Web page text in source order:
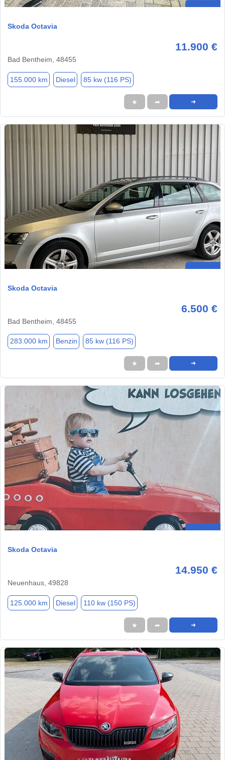
Skoda Octavia
11.900 €
Bad Bentheim, 48455
155.000 km Diesel 85 kw (116 PS)
★ ➦ ➜
Skoda Octavia
6.500 €
Bad Bentheim, 48455
283.000 km Benzin 85 kw (116 PS)
★ ➦ ➜
Skoda Octavia
14.950 €
Neuenhaus, 49828
125.000 km Diesel 110 kw (150 PS)
★ ➦ ➜